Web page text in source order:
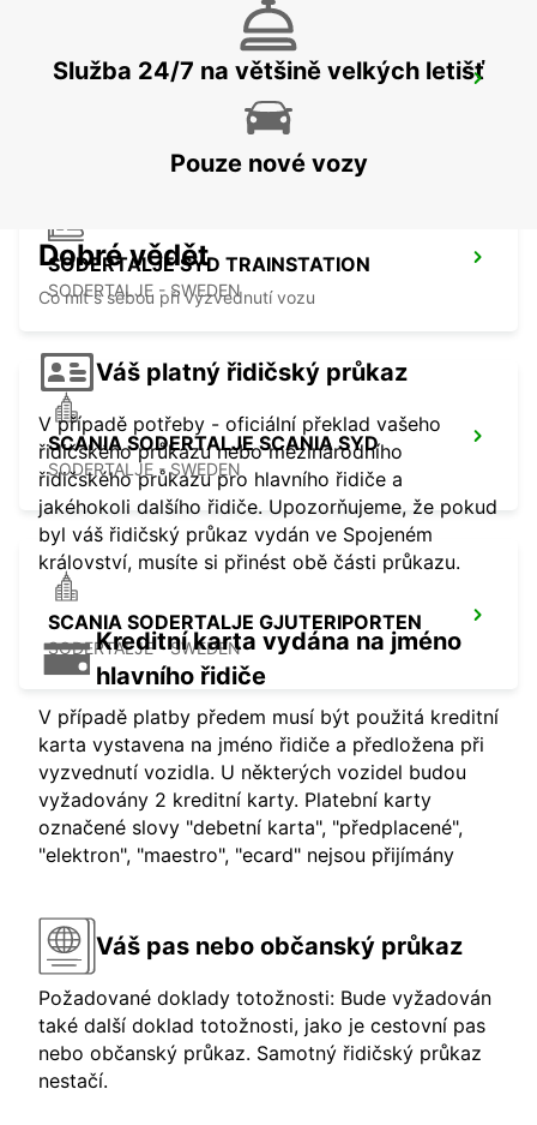
SCANIA SODERTALJE BYGGNAD 270
SODERTALJE SYD TRAINSTATION
SODERTALJE - SWEDEN
SCANIA SODERTALJE SCANIA SYD
SODERTALJE - SWEDEN
SCANIA SODERTALJE GJUTERIPORTEN
SODERTALJE - SWEDEN
Služba 24/7 na většině velkých letišť
Pouze nové vozy
Dobré vědět
Co mít s sebou při vyzvednutí vozu
Váš platný řidičský průkaz
V případě potřeby - oficiální překlad vašeho
řidičského průkazu nebo mezinárodního
řidičského průkazu pro hlavního řidiče a
jakéhokoli dalšího řidiče. Upozorňujeme, že pokud
byl váš řidičský průkaz vydán ve Spojeném
království, musíte si přinést obě části průkazu.
Kreditní karta vydána na jméno
hlavního řidiče
V případě platby předem musí být použitá kreditní
karta vystavena na jméno řidiče a předložena při
vyzvednutí vozidla. U některých vozidel budou
vyžadovány 2 kreditní karty. Platební karty
označené slovy "debetní karta", "předplacené",
"elektron", "maestro", "ecard" nejsou přijímány
Váš pas nebo občanský průkaz
Požadované doklady totožnosti: Bude vyžadován
také další doklad totožnosti, jako je cestovní pas
nebo občanský průkaz. Samotný řidičský průkaz
nestačí.